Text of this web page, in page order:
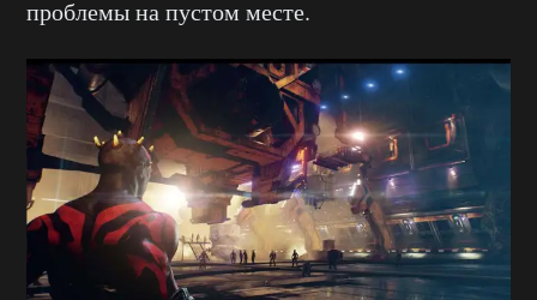
проблемы на пустом месте.